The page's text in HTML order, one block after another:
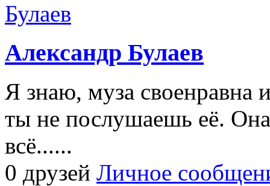
Александр Булаев
Я знаю, муза своенравна
ты не послушаешь её.
всё......
0 друзей Личное